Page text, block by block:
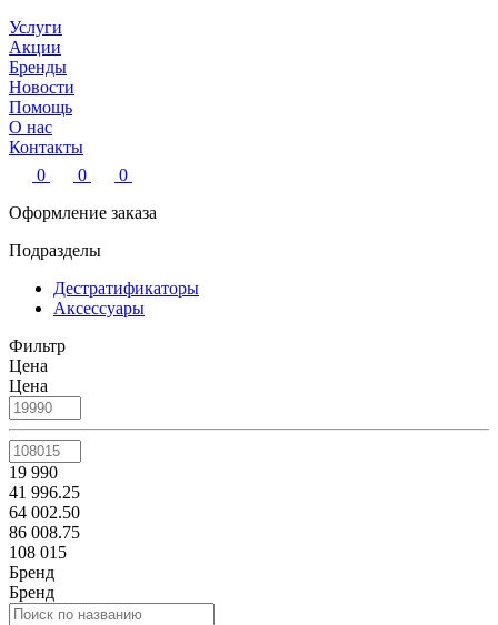
Услуги
Акции
Бренды
Новости
Помощь
О нас
Контакты
0
0
0
Оформление заказа
Подразделы
Дестратификаторы
Аксессуары
Фильтр
Цена
Цена
19 990
41 996.25
64 002.50
86 008.75
108 015
Бренд
Бренд